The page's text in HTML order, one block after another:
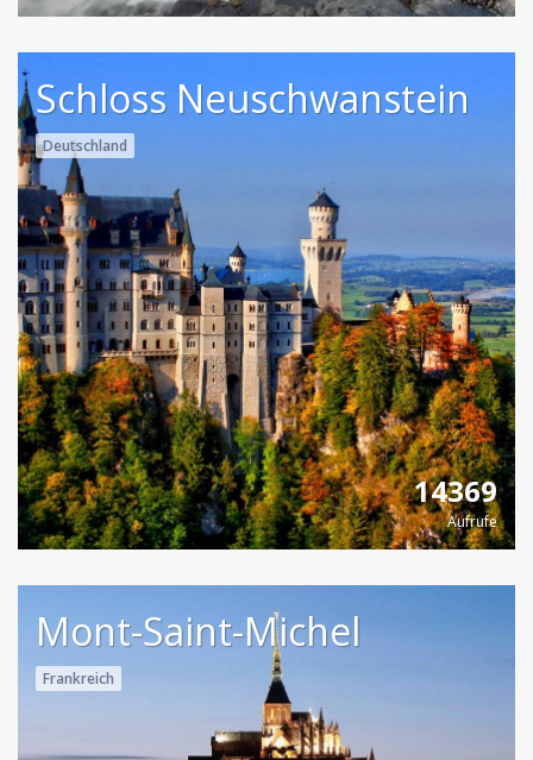
Schloss Neuschwanstein
Deutschland
14369
Aufrufe
Mont-Saint-Michel
Frankreich